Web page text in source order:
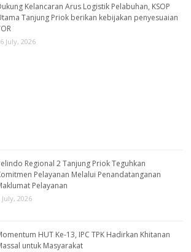
Kelancaran Arus Logistik Pelabuhan, KSOP
Tanjung Priok berikan kebijakan penyesuaian
July, 2026
Regional 2 Tanjung Priok Teguhkan
Pelayanan Melalui Penandatanganan
Pelayanan
July, 2026
HUT Ke-13, IPC TPK Hadirkan Khitanan
untuk Masyarakat